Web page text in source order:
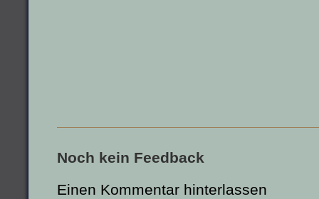
Noch kein Feedback
Einen Kommentar hinterlassen